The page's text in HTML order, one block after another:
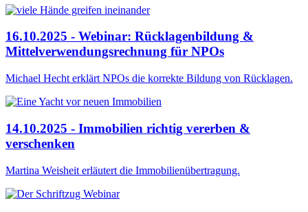
16.10.2025 - Webinar: Rücklagenbildung &
Mittelverwendungsrechnung für NPOs
Michael Hecht erklärt NPOs die korrekte Bildung von Rücklagen.
14.10.2025 - Immobilien richtig vererben &
verschenken
Martina Weisheit erläutert die Immobilienübertragung.